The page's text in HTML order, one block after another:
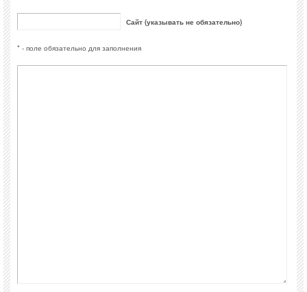
Сайт (указывать не обязательно)
* - поле обязательно для заполнения